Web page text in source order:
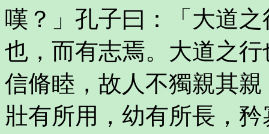
嘆？」孔子曰：「大道
也，而有志焉。大道之
信脩睦，故人不獨親其
壯有所用，幼有所長，